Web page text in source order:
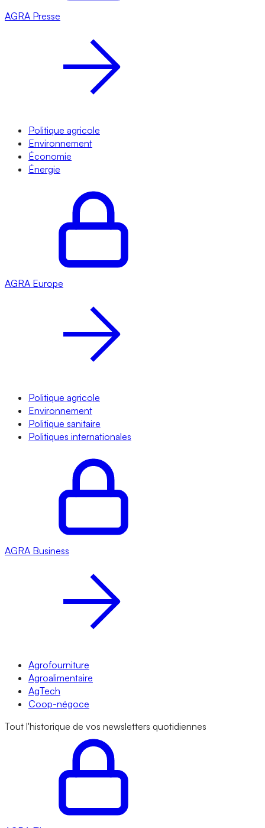
AGRA Presse
Politique agricole
Environnement
Économie
Énergie
AGRA Europe
Politique agricole
Environnement
Politique sanitaire
Politiques internationales
AGRA Business
Agrofourniture
Agroalimentaire
AgTech
Coop-négoce
Tout l'historique de vos newsletters quotidiennes